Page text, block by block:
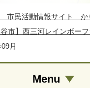
市民活動情報サイト か
谷市】西三河レインボー
月
Menu